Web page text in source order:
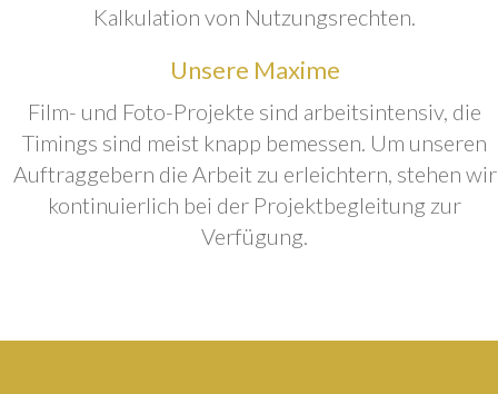
Kalkulation von Nutzungsrechten.
Unsere Maxime
Film- und Foto-Projekte sind arbeitsintensiv, die
Timings sind meist knapp bemessen. Um unseren
Auftraggebern die Arbeit zu erleichtern, stehen wir
kontinuierlich bei der Projektbegleitung zur
Verfügung.